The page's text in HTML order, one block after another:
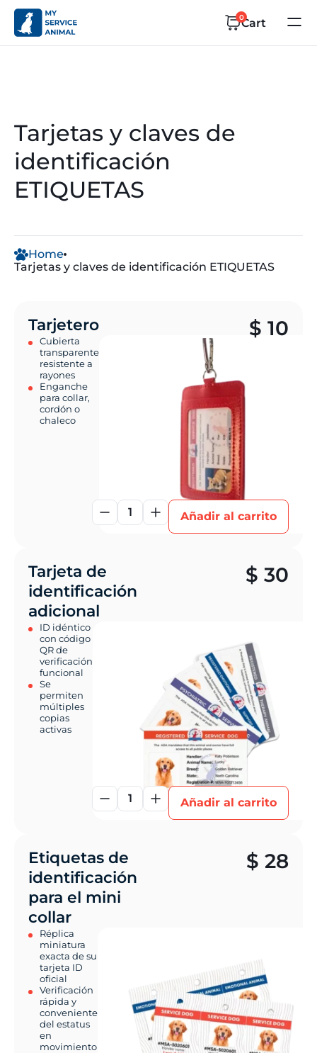
Cart
0
Tarjetas y claves de
identificación
ETIQUETAS
Home
Tarjetas y claves de identificación ETIQUETAS
Tarjetero
Cubierta
transparente
resistente a
rayones
Enganche
para collar,
cordón o
chaleco
$ 10
1 Añadir al carrito
Tarjeta de
identificación
adicional
ID idéntico
con código
QR de
verificación
funcional
Se
permiten
múltiples
copias
activas
$ 30
1 Añadir al carrito
Etiquetas de
identificación
para el mini
collar
Réplica
miniatura
exacta de su
tarjeta ID
oficial
Verificación
rápida y
conveniente
del estatus
en
movimiento
$ 28